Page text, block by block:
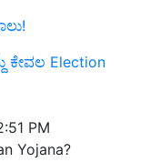
ಕೇವಲ Election
PM
Yojana?